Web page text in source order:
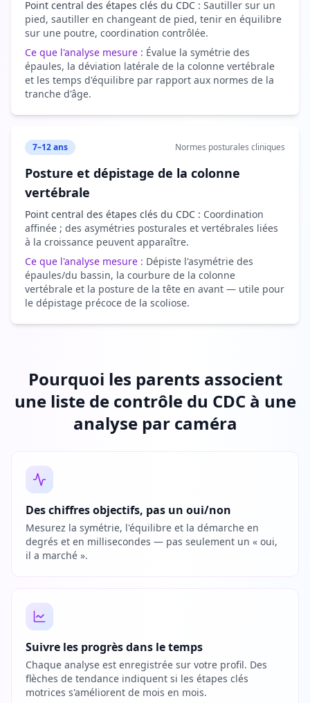
Point central des étapes clés du CDC : Sautiller sur un
pied, sautiller en changeant de pied, tenir en équilibre
sur une poutre, coordination contrôlée.
Ce que l'analyse mesure : Évalue la symétrie des
épaules, la déviation latérale de la colonne vertébrale
et les temps d'équilibre par rapport aux normes de la
tranche d'âge.
7–12 ans Normes posturales cliniques
Posture et dépistage de la colonne
vertébrale
Point central des étapes clés du CDC : Coordination
affinée ; des asymétries posturales et vertébrales liées
à la croissance peuvent apparaître.
Ce que l'analyse mesure : Dépiste l'asymétrie des
épaules/du bassin, la courbure de la colonne
vertébrale et la posture de la tête en avant — utile pour
le dépistage précoce de la scoliose.
Pourquoi les parents associent
une liste de contrôle du CDC à une
analyse par caméra
Des chiffres objectifs, pas un oui/non
Mesurez la symétrie, l'équilibre et la démarche en
degrés et en millisecondes — pas seulement un « oui,
il a marché ».
Suivre les progrès dans le temps
Chaque analyse est enregistrée sur votre profil. Des
flèches de tendance indiquent si les étapes clés
motrices s'améliorent de mois en mois.